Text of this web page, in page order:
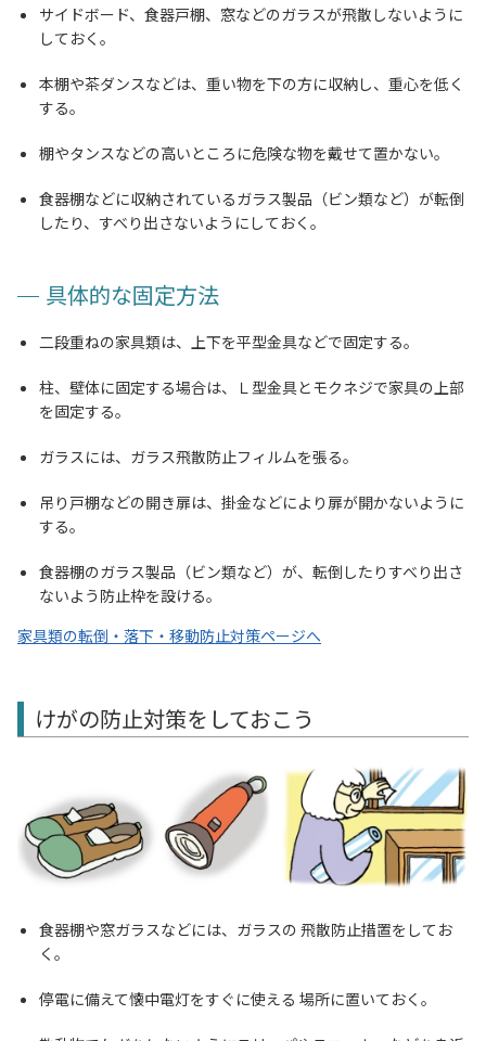
サイドボード、食器戸棚、窓などのガラスが飛散しないように
しておく。
本棚や茶ダンスなどは、重い物を下の方に収納し、重心を低く
する。
棚やタンスなどの高いところに危険な物を戴せて置かない。
食器棚などに収納されているガラス製品（ビン類など）が転倒
したり、すべり出さないようにしておく。
具体的な固定方法
二段重ねの家具類は、上下を平型金具などで固定する。
柱、壁体に固定する場合は、Ｌ型金具とモクネジで家具の上部
を固定する。
ガラスには、ガラス飛散防止フィルムを張る。
吊り戸棚などの開き扉は、掛金などにより扉が開かないように
する。
食器棚のガラス製品（ビン類など）が、転倒したりすべり出さ
ないよう防止枠を設ける。
家具類の転倒・落下・移動防止対策ページへ
けがの防止対策をしておこう
食器棚や窓ガラスなどには、ガラスの 飛散防止措置をしてお
く。
停電に備えて懐中電灯をすぐに使える 場所に置いておく。